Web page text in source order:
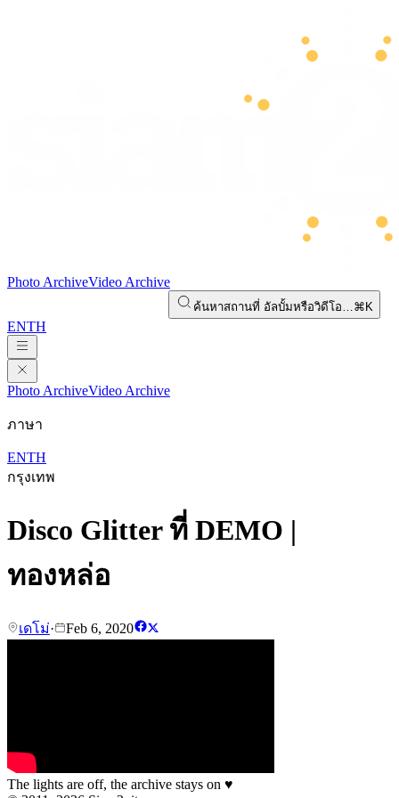
Photo ArchiveVideo Archive
ค้นหาสถานที่ อัลบั้มหรือวิดีโอ…⌘K
ENTH
Photo ArchiveVideo Archive
ภาษา
ENTH
กรุงเทพ
Disco Glitter ที่ DEMO |
ทองหล่อ
เดโม่· Feb 6, 2020
The lights are off, the archive stays on ♥